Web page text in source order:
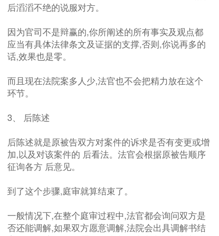
后滔滔不绝的说服对方。
因为官司不是辩赢的,你所阐述的所有事实及观点都
应当有具体法律条文及证据的支撑,否则,你说再多的
话,效果也是零。
而且现在法院案多人少,法官也不会把精力放在这个
环节。
3、 后陈述
后陈述就是原被告双方对案件的诉求是否有变更或增
加,以及对该案件的 后看法。法官会根据原被告顺序
征询各方 后意见。
到了这个步骤,庭审就算结束了。
一般情况下,在整个庭审过程中,法官都会询问双方是
否还能调解,如果双方愿意调解,法院会出具调解书结